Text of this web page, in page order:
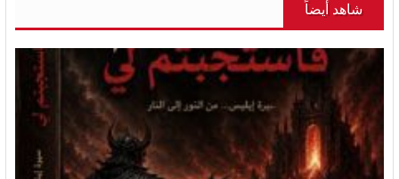
شاهد أيضاً